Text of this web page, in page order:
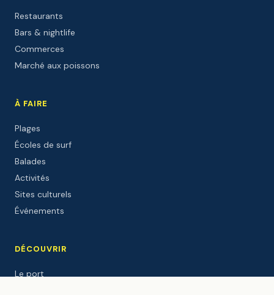
Restaurants
Bars & nightlife
Commerces
Marché aux poissons
À FAIRE
Plages
Écoles de surf
Balades
Activités
Sites culturels
Événements
DÉCOUVRIR
Le port